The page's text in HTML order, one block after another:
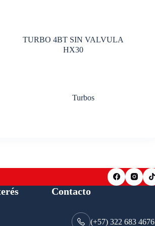
TURBO 4BT SIN VALVULA
HX30
Turbos
Contacto
(+57) 322 683 4676